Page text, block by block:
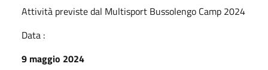
Attività previste dal Multisport Bussolengo Camp 2024
Data :
9 maggio 2024